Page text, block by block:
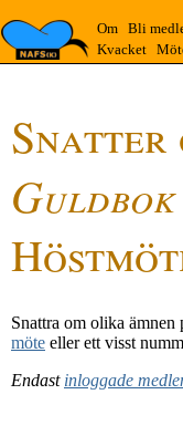
Om
Bli
Kvacket
Snatter
Snattra om olika ämnen
möte eller ett visst
Endast inloggade